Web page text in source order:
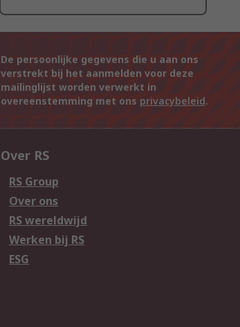
De persoonlijke gegevens die u aan ons
verstrekt bij het aanmelden voor deze
mailinglijst worden verwerkt in
overeenstemming met ons privacybeleid.
Over RS
RS Group
Over ons
RS wereldwijd
Werken bij RS
ESG